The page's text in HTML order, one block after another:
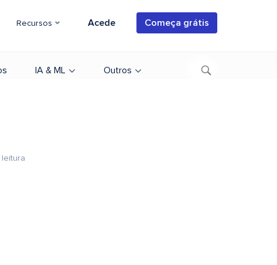
Recursos Acede Começa grátis
IA & ML Outros
leitura